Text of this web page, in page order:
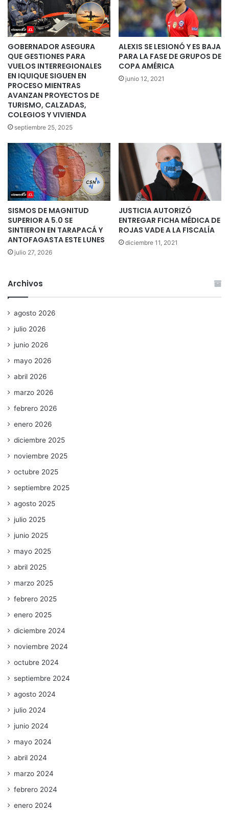
GOBERNADOR ASEGURA
QUE GESTIONES PARA
VUELOS INTERREGIONALES
EN IQUIQUE SIGUEN EN
PROCESO MIENTRAS
AVANZAN PROYECTOS DE
TURISMO, CALZADAS,
COLEGIOS Y VIVIENDA
septiembre 25, 2025
ALEXIS SE LESIONÓ Y ES BAJA
PARA LA FASE DE GRUPOS DE
COPA AMÉRICA
junio 12, 2021
SISMOS DE MAGNITUD
SUPERIOR A 5.0 SE
SINTIERON EN TARAPACÁ Y
ANTOFAGASTA ESTE LUNES
julio 27, 2026
JUSTICIA AUTORIZÓ
ENTREGAR FICHA MÉDICA DE
ROJAS VADE A LA FISCALÍA
diciembre 11, 2021
Archivos
agosto 2026
julio 2026
junio 2026
mayo 2026
abril 2026
marzo 2026
febrero 2026
enero 2026
diciembre 2025
noviembre 2025
octubre 2025
septiembre 2025
agosto 2025
julio 2025
junio 2025
mayo 2025
abril 2025
marzo 2025
febrero 2025
enero 2025
diciembre 2024
noviembre 2024
octubre 2024
septiembre 2024
agosto 2024
julio 2024
junio 2024
mayo 2024
abril 2024
marzo 2024
febrero 2024
enero 2024